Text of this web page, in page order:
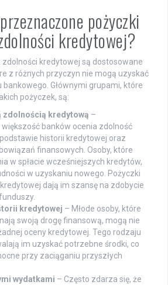
pożyczki
kredytowej?
zdolności kredytowej są dostosowane
z różnych przyczyn nie mogą uzyskać
Głównymi grupami, które
pożyczek, są:
zdolnością kredytową –
banków ocenia zdolność
historii kredytowej oraz
finansowych. Osoby, które
w spłacie wcześniejszych kredytów,
w uzyskaniu nowego. Pożyczki
dają im szansę na zdobycie
kredytowej – Młode osoby, które
swoją drogę finansową, mogą nie
oceny kredytowej. Tego rodzaju
im uzyskać potrzebne środki, co
przy zaciąganiu przyszłych
wydatkami – Często zdarza się, że